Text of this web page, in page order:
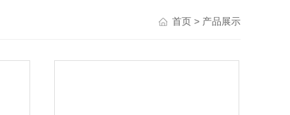
首页 > 产品展示